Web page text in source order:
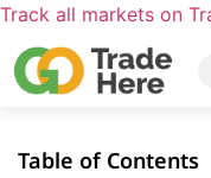
Track all markets on
Table of Contents